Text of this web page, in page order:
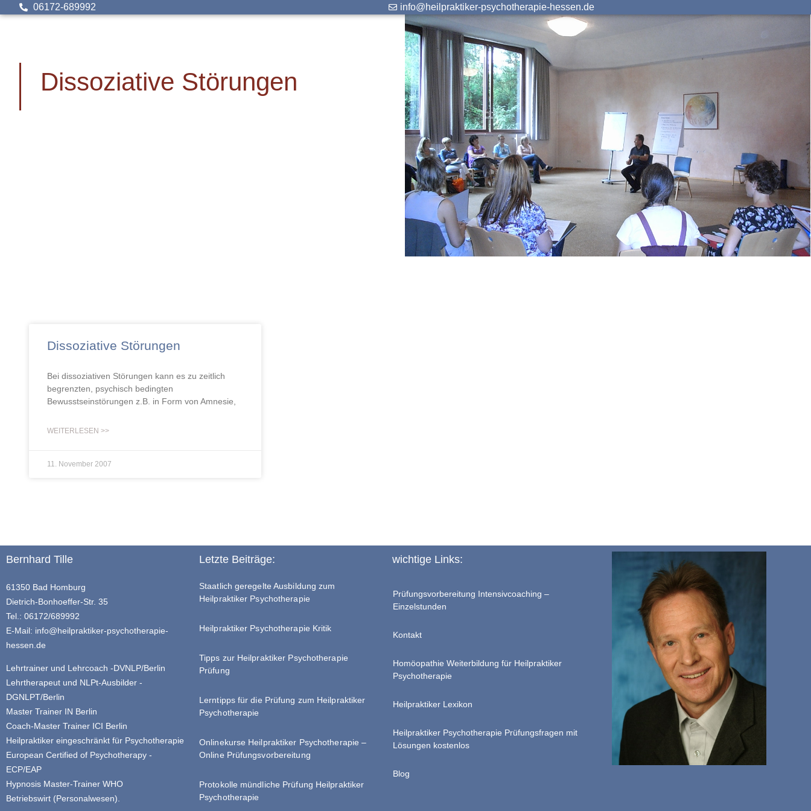
06172-689992 info@heilpraktiker-psychotherapie-hessen.de
Dissoziative Störungen
Dissoziative Störungen
Bei dissoziativen Störungen kann es zu zeitlich
begrenzten, psychisch bedingten
Bewusstseinstörungen z.B. in Form von Amnesie,
WEITERLESEN >>
11. November 2007
Bernhard Tille
61350 Bad Homburg
Dietrich-Bonhoeffer-Str. 35
Tel.: 06172/689992
E-Mail: info@heilpraktiker-psychotherapie-
hessen.de
Lehrtrainer und Lehrcoach -DVNLP/Berlin
Lehrtherapeut und NLPt-Ausbilder -
DGNLPT/Berlin
Master Trainer IN Berlin
Coach-Master Trainer ICI Berlin
Heilpraktiker eingeschränkt für Psychotherapie
European Certified of Psychotherapy -
ECP/EAP
Hypnosis Master-Trainer WHO
Betriebswirt (Personalwesen).
Letzte Beiträge:
Staatlich geregelte Ausbildung zum
Heilpraktiker Psychotherapie
Heilpraktiker Psychotherapie Kritik
Tipps zur Heilpraktiker Psychotherapie
Prüfung
Lerntipps für die Prüfung zum Heilpraktiker
Psychotherapie
Onlinekurse Heilpraktiker Psychotherapie –
Online Prüfungsvorbereitung
Protokolle mündliche Prüfung Heilpraktiker
Psychotherapie
wichtige Links:
Prüfungsvorbereitung Intensivcoaching –
Einzelstunden
Kontakt
Homöopathie Weiterbildung für Heilpraktiker
Psychotherapie
Heilpraktiker Lexikon
Heilpraktiker Psychotherapie Prüfungsfragen mit
Lösungen kostenlos
Blog